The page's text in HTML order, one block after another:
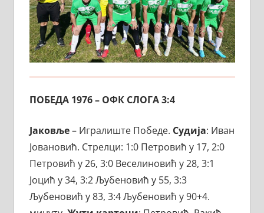
ПОБЕДА 1976 – ОФК СЛОГА 3:4
Јаковље– Игралиште Победе. Судија: Иван
Јовановић. Стрелци: 1:0 Петровић у 17, 2:0
Петровић у 26, 3:0 Веселиновић у 28, 3:1
Јоцић у 34, 3:2 Љубеновић у 55, 3:3
Љубеновић у 83, 3:4 Љубеновић у 90+4.